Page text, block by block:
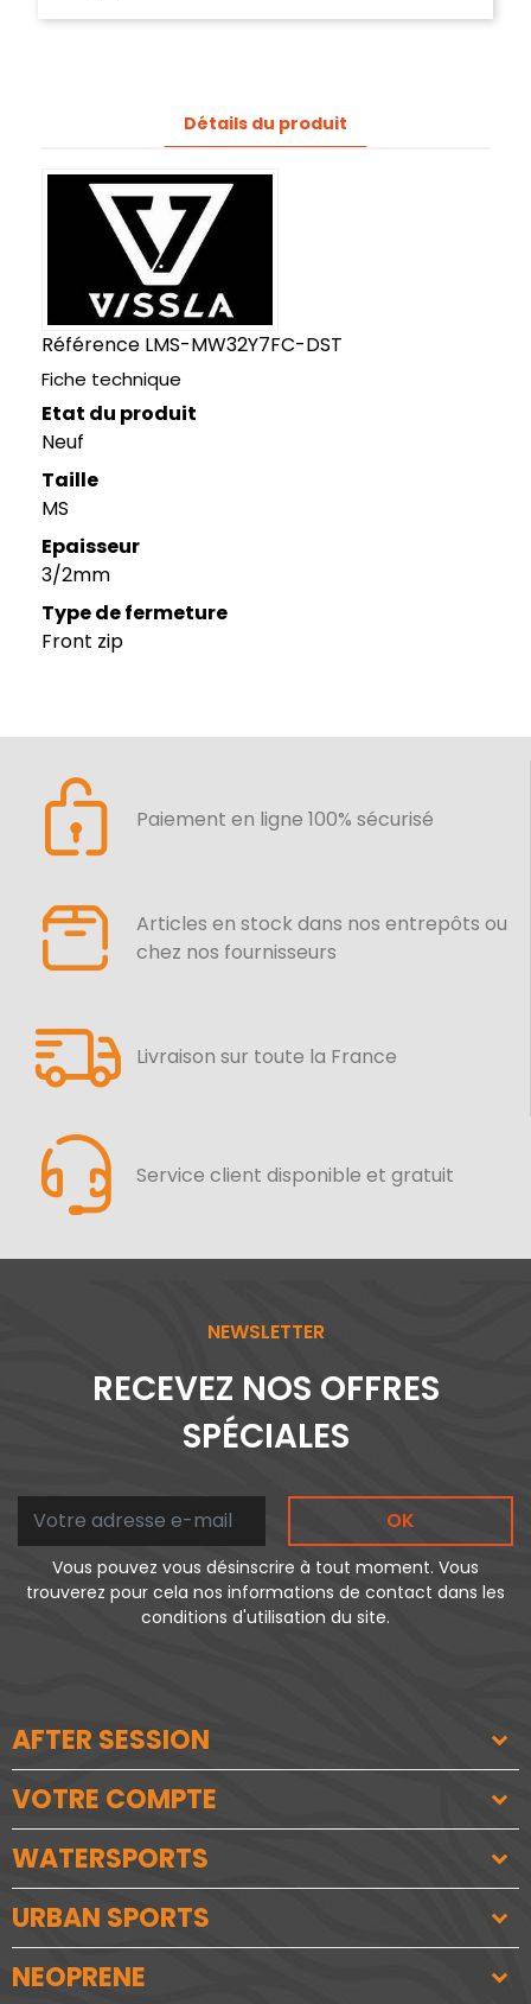
Détails du produit
Référence LMS-MW32Y7FC-DST
Fiche technique
Etat du produit
Neuf
Taille
MS
Epaisseur
3/2mm
Type de fermeture
Front zip
Paiement en ligne 100% sécurisé
Articles en stock dans nos entrepôts ou
chez nos fournisseurs
Livraison sur toute la France
Service client disponible et gratuit
NEWSLETTER
RECEVEZ NOS OFFRES
SPÉCIALES
OK
Vous pouvez vous désinscrire à tout moment. Vous
trouverez pour cela nos informations de contact dans les
conditions d'utilisation du site.
AFTER SESSION
VOTRE COMPTE
WATERSPORTS
URBAN SPORTS
NEOPRENE